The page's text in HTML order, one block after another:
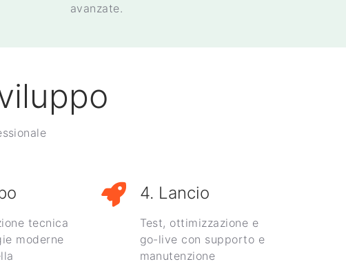
avanzate.
tecnica
moderne
4. Lancio
Test, ottimizzazione e
go-live con supporto e
manutenzione